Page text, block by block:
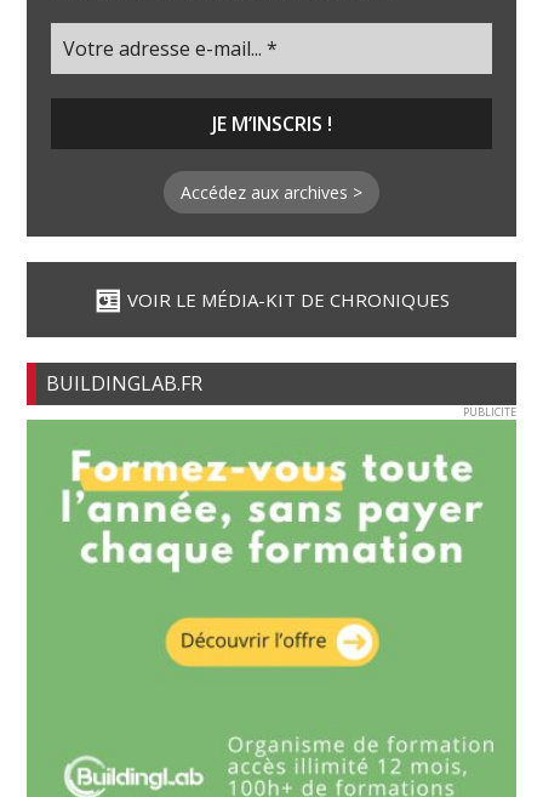
Accédez aux archives >
VOIR LE MÉDIA-KIT DE CHRONIQUES
BUILDINGLAB.FR
PUBLICITE